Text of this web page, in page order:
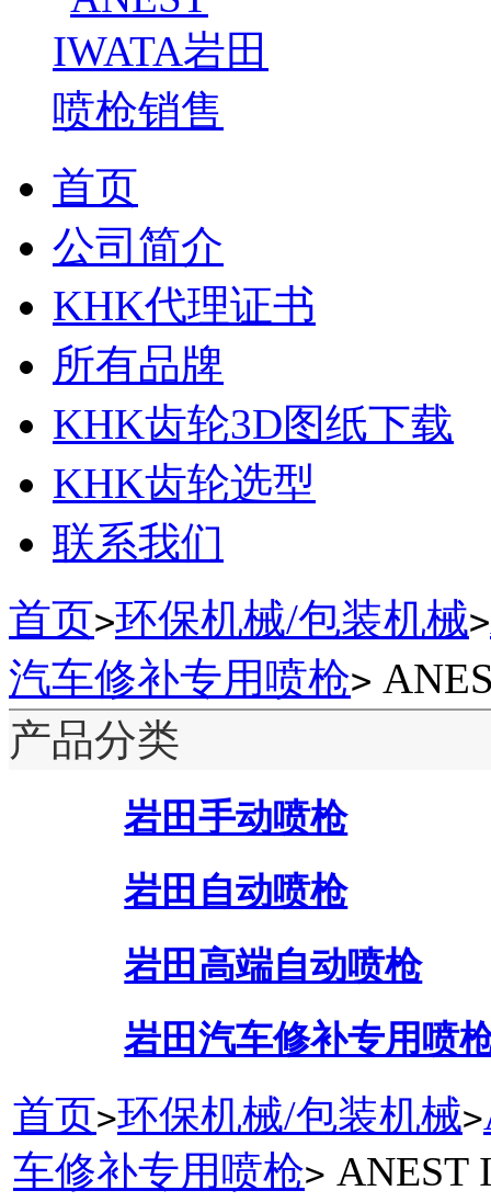
首页
公司简介
KHK代理证书
所有品牌
KHK齿轮3D图纸下载
KHK齿轮选型
联系我们
首页>环保机械/包装机械>
汽车修补专用喷枪>
产品分类
岩田手动喷枪
岩田自动喷枪
岩田高端自动喷枪
岩田汽车修补专用喷
首页>环保机械/包装机械>
车修补专用喷枪> ANEST